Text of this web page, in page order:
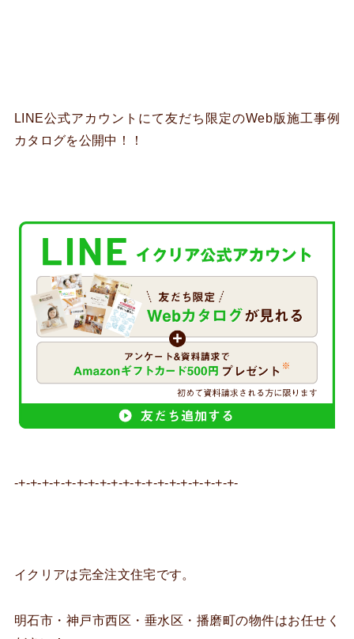
LINE公式アカウントにて友だち限定のWeb版施工事例
カタログを公開中！！
-+-+-+-+-+-+-+-+-+-+-+-+-+-+-+-+-+-+-+-
イクリアは完全注文住宅です。
明石市・神戸市西区・垂水区・播磨町の物件はお任せく